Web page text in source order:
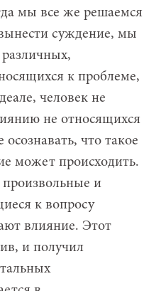
мы все же решаемся
суждение, мы
к проблеме,
человек не
не относящихся
что такое
может происходить.
и
к вопросу
влияние. Этот
и получил